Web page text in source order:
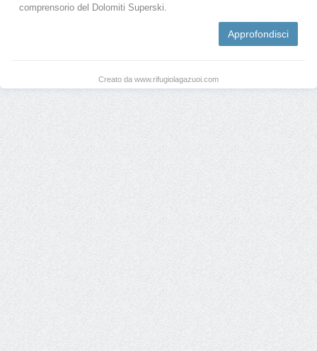
comprensorio del Dolomiti Superski.
Approfondisci
Creato da www.rifugiolagazuoi.com